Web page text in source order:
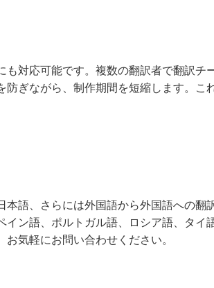
対応可能です。複数の翻訳者で翻訳チ
ぎながら、制作期間を短縮します。こ
語、さらには外国語から外国語への翻
ン語、ポルトガル語、ロシア語、タイ
気軽にお問い合わせください。